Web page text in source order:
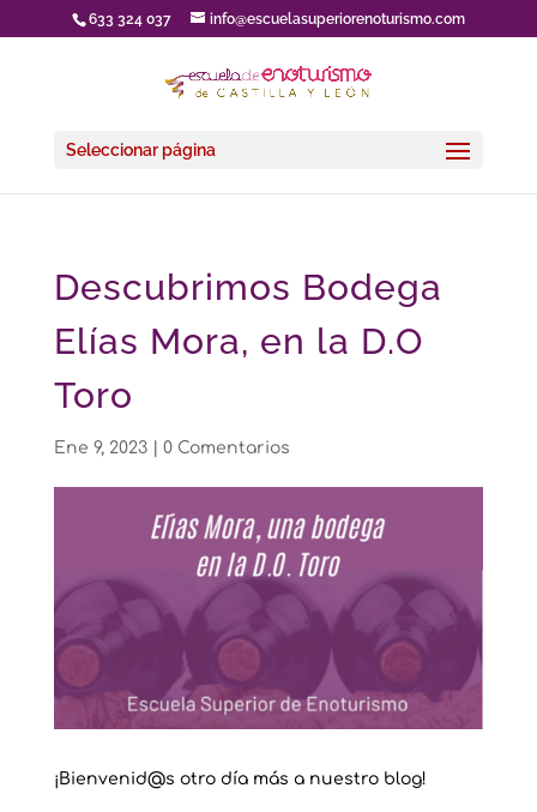
633 324 037 info@escuelasuperiorenoturismo.com
Seleccionar página
Descubrimos Bodega
Elías Mora, en la D.O
Toro
Ene 9, 2023| 0 Comentarios
¡Bienvenid@s otro día más a nuestro blog!